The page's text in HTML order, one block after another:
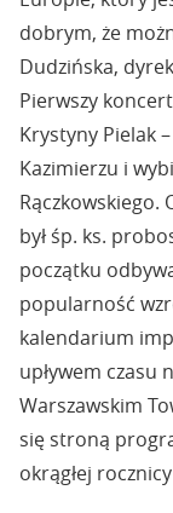
dobrym, że
Dudzińska,
Pierwszy
Krystyny Pielak
Kazimierzu i
był śp. ks.
początku
popularność
kalendarium
upływem czasu
Warszawskim
się stroną
okrągłej